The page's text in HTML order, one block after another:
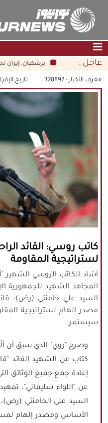
الصفحة الرئيسية |التواصل
الثقافة والمجتمع
الوسائط المتعددة
فارسي|
English
|
|עברית|
русский|中文
كافة الحقوق محفوظة لموقع
يُرجى ذكر المصدر عند نقل
موقعنا
عاجل : بزشكيان: إيران
معرف الأخبار : 328892 تاريخ
كاتب روسي: القائد
لستراتيجية المقاومة
أشاد الكاتب الروسي الشهير
المجاهد الشهيد للجمهورية
السيد علي خامنئي (رض)؛
مصدر إلهام لستراتيجية
سيستمر.
كتاب عن الشهيد القائد
إعادة جمع جميع الوثائق
عن "اللواء سليماني"،
السيد علي الخامنئي
الأساس ومصدر إلهام